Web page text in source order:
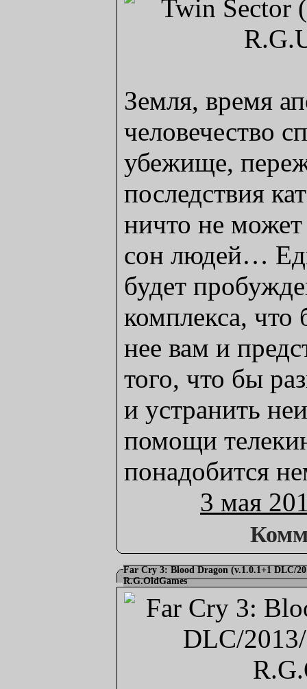
Земля, время
человечество
убежище,
последствия
ничто не
сон людей…
будет
комплекса, что
нее вам и
того, что бы
и устранить
помощи
понадобится
3 мая
Far Cry 3: Blood Dragon (v.1.0.1+1 DLC/
R.G.OldGames